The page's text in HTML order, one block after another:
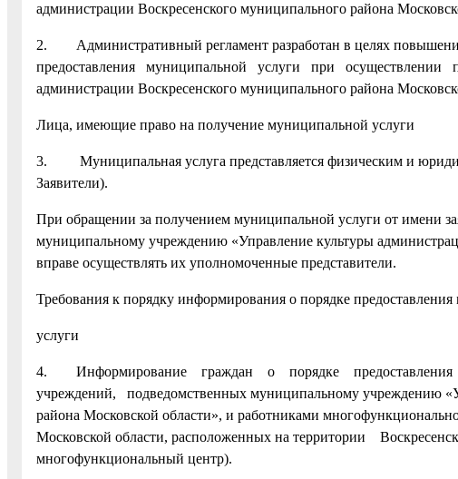
администрации Воскресенского муниципального района
2. Административный регламент разработан в целях
предоставления муниципальной услуги при осуществлении
администрации Воскресенского муниципального района
Лица, имеющие право на получение муниципальной услуги
3. Муниципальная услуга представляется физическим и
Заявители).
При обращении за получением муниципальной услуги от имени
муниципальному учреждению «Управление культуры
вправе осуществлять их уполномоченные представители.
Требования к порядку информирования о порядке
услуги
4. Информирование граждан о порядке предоставления
учреждений, подведомственных муниципальному учреждению
района Московской области», и работниками
Московской области, расположенных на территории
многофункциональный центр).